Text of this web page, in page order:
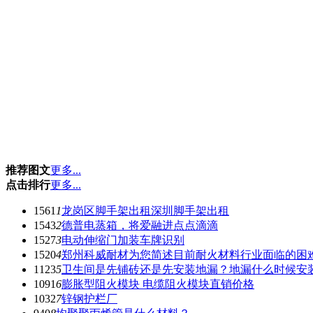
推荐图文更多...
点击排行更多...
1561 1龙岗区脚手架出租深圳脚手架出租
15432德普电蒸箱，将爱融进点点滴滴
15273电动伸缩门加装车牌识别
15204郑州科威耐材为您简述目前耐火材料行业面临的困
11235卫生间是先铺砖还是先安装地漏？地漏什么时候安
10916膨胀型阻火模块 电缆阻火模块直销价格
10327锌钢护栏厂